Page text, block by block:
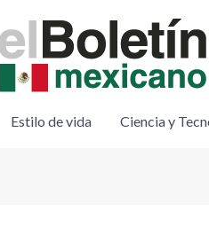
Estilo de vida Ciencia y